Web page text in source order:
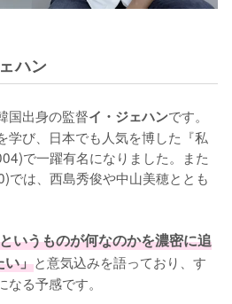
ハン
国出身の監督イ・ジェハンです。
学び、日本でも人気を博した『私
で一躍有名になりました。また
では、西島秀俊や中山美穂ととも
いうものが何なのかを濃密に追
い」と意気込みを語っており、す
る予感です。